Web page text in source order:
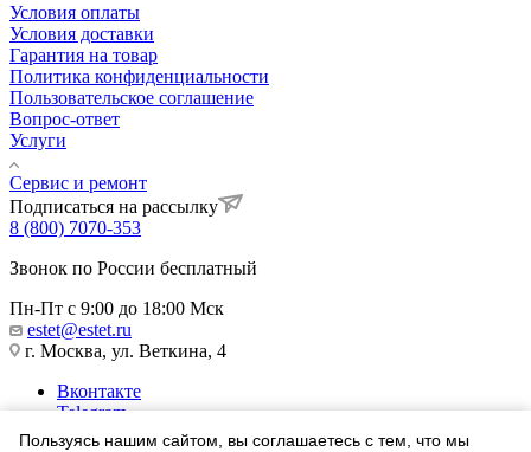
Условия оплаты
Условия доставки
Гарантия на товар
Политика конфиденциальности
Пользовательское соглашение
Вопрос-ответ
Услуги
Сервис и ремонт
Подписаться на рассылку
8 (800) 7070-353
Звонок по России бесплатный
Пн-Пт с 9:00 до 18:00 Мск
estet@estet.ru
г. Москва, ул. Веткина, 4
Вконтакте
Telegram
Одноклассники
Пользуясь нашим сайтом, вы соглашаетесь с тем, что мы